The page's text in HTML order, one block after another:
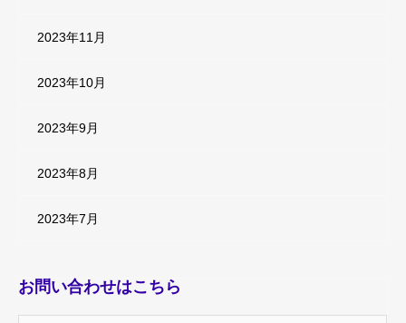
2023年11月
2023年10月
2023年9月
2023年8月
2023年7月
お問い合わせはこちら